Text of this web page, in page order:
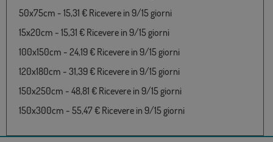
50x75cm - 15,31 € Ricevere in 9/15 giorni
15x20cm - 15,31 € Ricevere in 9/15 giorni
100x150cm - 24,19 € Ricevere in 9/15 giorni
120x180cm - 31,39 € Ricevere in 9/15 giorni
150x250cm - 48,81 € Ricevere in 9/15 giorni
150x300cm - 55,47 € Ricevere in 9/15 giorni